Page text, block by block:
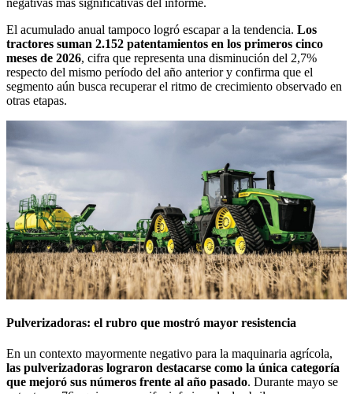
negativas más significativas del informe.
El acumulado anual tampoco logró escapar a la tendencia. Los
tractores suman 2.152 patentamientos en los primeros cinco
meses de 2026, cifra que representa una disminución del 2,7%
respecto del mismo período del año anterior y confirma que el
segmento aún busca recuperar el ritmo de crecimiento observado en
otras etapas.
Pulverizadoras: el rubro que mostró mayor resistencia
En un contexto mayormente negativo para la maquinaria agrícola,
las pulverizadoras lograron destacarse como la única categoría
que mejoró sus números frente al año pasado. Durante mayo se